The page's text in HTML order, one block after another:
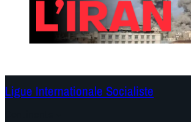
Ligue Internationale Socialiste